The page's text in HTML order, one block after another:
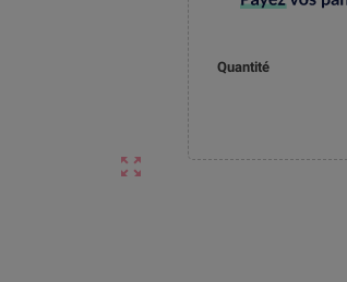
zoom_out_map
Quantité